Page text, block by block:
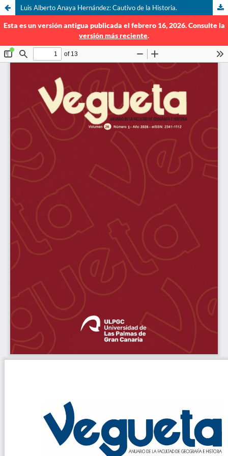
Luis Alberto Anaya Hernández: Cautivo de la Historia.
Esta es un versión antigua publicada el febrero 16, 2026. Consulte la
versión más reciente.